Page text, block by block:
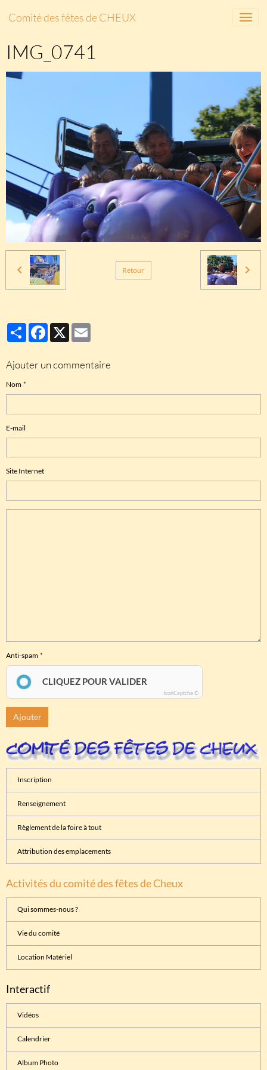
Comité des fêtes de CHEUX
IMG_0741
Retour
PartagerFacebook
X
Ajouter un commentaire
Nom
E-mail
Site Internet
Anti-spam
CLIQUEZ POUR VALIDER
IconCaptcha ©
Ajouter
Inscription
Renseignement
Règlement de la foire à tout
Attribution des emplacements
Activités du comité des fêtes de Cheux
Qui sommes-nous ?
Vie du comité
Location Matériel
Interactif
Vidéos
Calendrier
Album Photo